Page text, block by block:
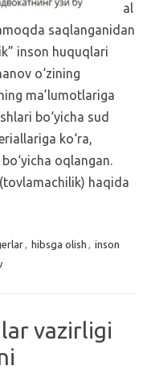
al
saqlanganidan
inson huquqlari
o‘zining
ma’lumotlariga
bo‘yicha sud
ko‘ra,
oqlangan.
haqida
, hibsga olish , inson
vazirligi